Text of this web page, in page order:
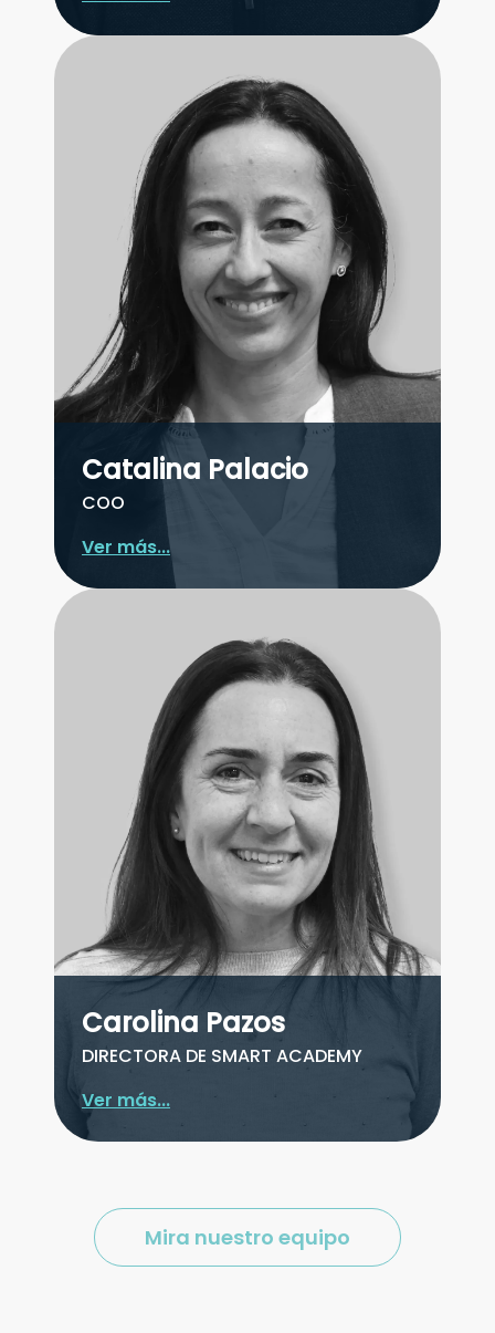
Catalina Palacio
COO
Ver más...
Carolina Pazos
DIRECTORA DE SMART ACADEMY
Ver más...
Mira nuestro equipo